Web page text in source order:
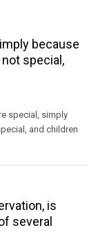
because
special,
special, simply
and children
is
several